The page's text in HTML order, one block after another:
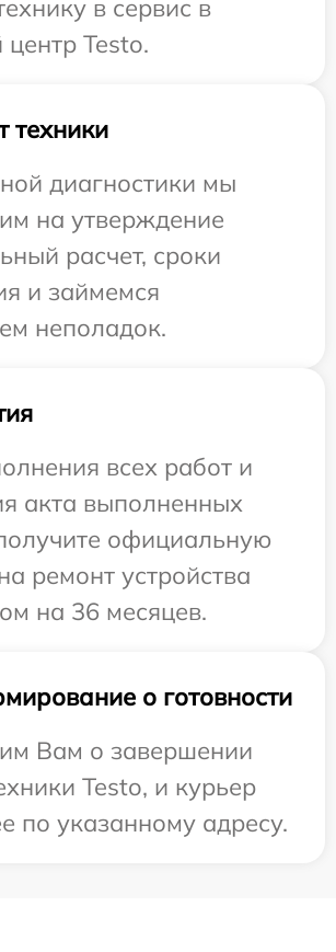
в сервис в
Testo.
техники
диагностики мы
на утверждение
расчет, сроки
и займемся
неполадок.
всех работ и
акта выполненных
официальную
ремонт устройства
на 36 месяцев.
о готовности
Вам о завершении
Testo, и курьер
по указанному адресу.